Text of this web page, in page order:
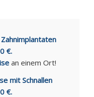
€.
an einem Ort!
mit Schnallen
€.